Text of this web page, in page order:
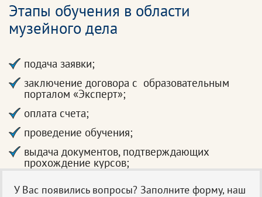
Этапы обучения в области
музейного дела
подача заявки;
заключение договора с образовательным
порталом «Эксперт»;
оплата счета;
проведение обучения;
выдача документов, подтверждающих
прохождение курсов;
У Вас появились вопросы? Заполните форму, наш